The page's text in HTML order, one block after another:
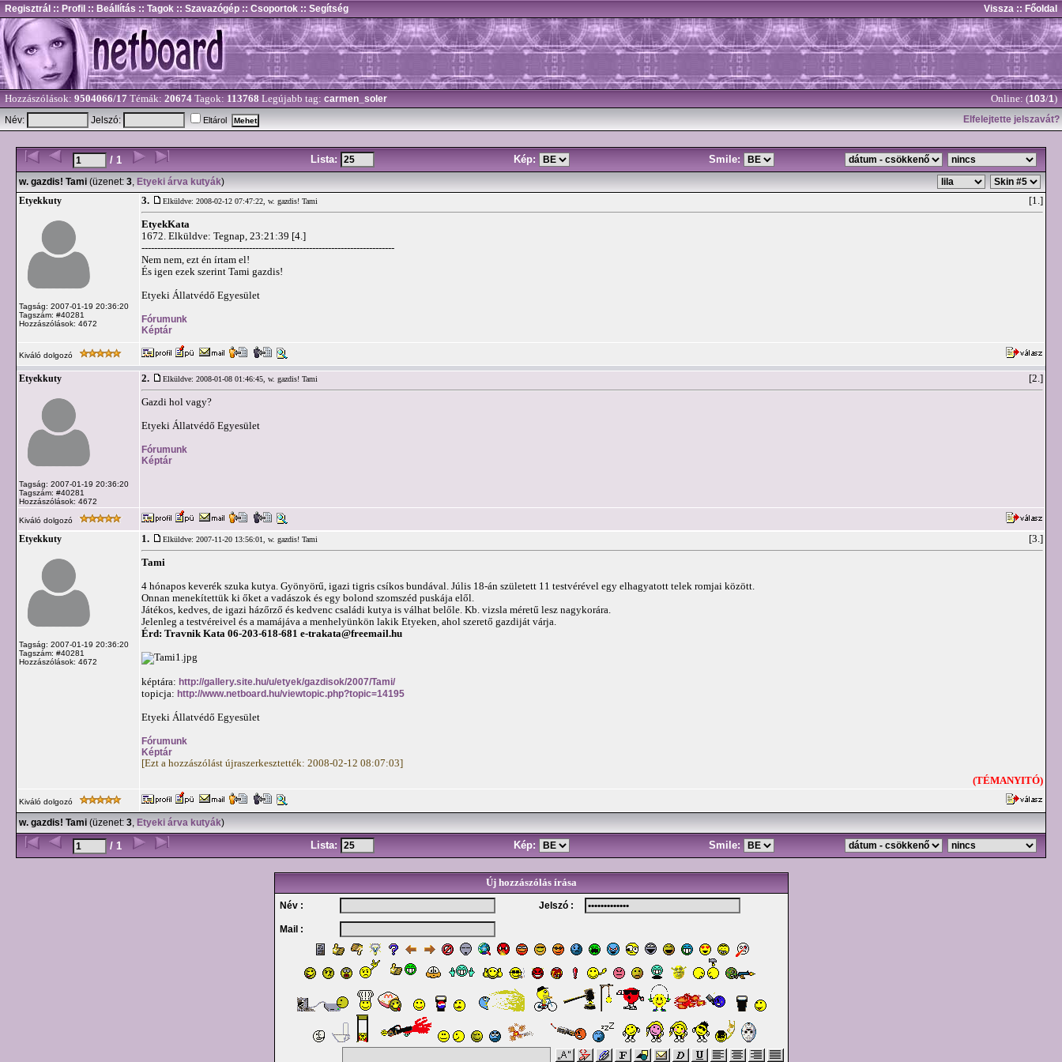
Regisztrál :: Profil :: Beállítás :: Tagok :: Szavazógép :: Csoportok :: Segítség Vissza :: Főoldal
Hozzászólások: 9504066/17 Témák: 20674 Tagok: 113768 Legújabb tag: carmen_soler Online: (103/1)
Név: Jelszó: Eltárol Elfelejtette jelszavát?
/ 1 Lista: Kép: Smile:
w. gazdis! Tami (üzenet: 3, Etyeki árva kutyák)
Etyekkuty
Tagság: 2007-01-19 20:36:20
Tagszám: #40281
Hozzászólások: 4672
3. Elküldve: 2008-02-12 07:47:22, w. gazdis! Tami [1.]
EtyekKata
1672. Elküldve: Tegnap, 23:21:39 [4.]
--------------------------------------------------------------------------------
Nem nem, ezt én írtam el!
És igen ezek szerint Tami gazdis!
Etyeki Állatvédő Egyesület
Fórumunk
Képtár
Kiváló dolgozó
Etyekkuty
Tagság: 2007-01-19 20:36:20
Tagszám: #40281
Hozzászólások: 4672
2. Elküldve: 2008-01-08 01:46:45, w. gazdis! Tami [2.]
Gazdi hol vagy?
Etyeki Állatvédő Egyesület
Fórumunk
Képtár
Kiváló dolgozó
Etyekkuty
Tagság: 2007-01-19 20:36:20
Tagszám: #40281
Hozzászólások: 4672
1. Elküldve: 2007-11-20 13:56:01, w. gazdis! Tami [3.]
Tami
4 hónapos keverék szuka kutya. Gyönyörű, igazi tigris csíkos bundával. Júlis 18-án született 11 testvérével egy elhagyatott telek romjai között.
Onnan menekítettük ki őket a vadászok és egy bolond szomszéd puskája elől.
Játékos, kedves, de igazi házőrző és kedvenc családi kutya is válhat belőle. Kb. vizsla méretű lesz nagykorára.
Jelenleg a testvéreivel és a mamájáva a menhelyünkön lakik Etyeken, ahol szerető gazdiját várja.
Érd: Travnik Kata 06-203-618-681 e-trakata@freemail.hu
képtára: http://gallery.site.hu/u/etyek/gazdisok/2007/Tami/
topicja: http://www.netboard.hu/viewtopic.php?topic=14195
Etyeki Állatvédő Egyesület
Fórumunk
Képtár
[Ezt a hozzászólást újraszerkesztették: 2008-02-12 08:07:03]
(TÉMANYITÓ)
Kiváló dolgozó
w. gazdis! Tami (üzenet: 3, Etyeki árva kutyák)
/ 1 Lista: Kép: Smile:
Új hozzászólás írása
Név : Jelszó :
Mail :